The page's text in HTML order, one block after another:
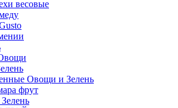
весовые
Овощи и Зелень
фрут